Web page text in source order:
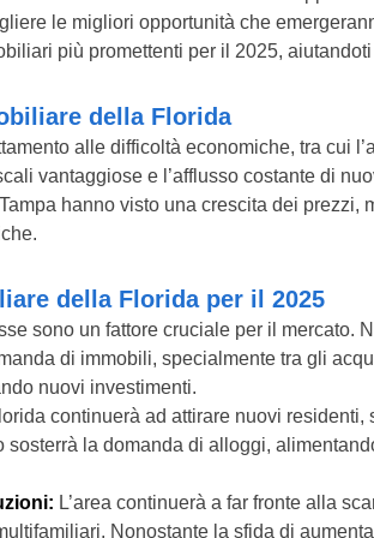
le migliori opportunità che
più promettenti per il 2025,
della Florida
alle difficoltà economiche, tra cui
vantaggiose e l’afflusso costante di
hanno visto una crescita dei
della Florida per il 2025
sono un fattore cruciale per il
di immobili, specialmente tra gli
nuovi investimenti.
continuerà ad attirare nuovi
la domanda di alloggi,
L’area continuerà a far fronte alla
Nonostante la sfida di